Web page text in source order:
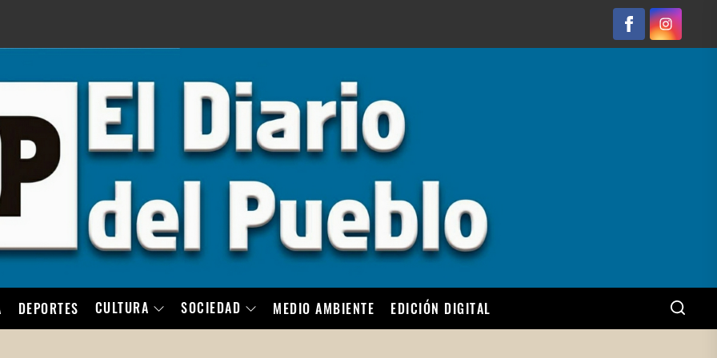
FacebookInstagram
DEPORTES CULTURA SOCIEDAD MEDIO AMBIENTE EDICIÓN DIGITAL